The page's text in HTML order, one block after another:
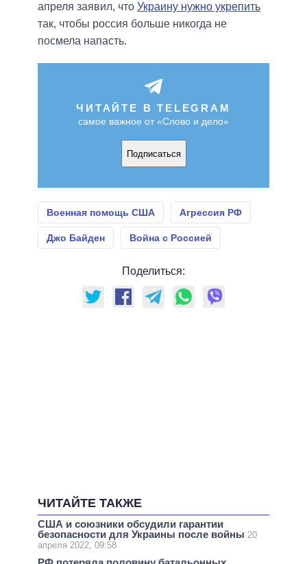
апреля заявил, что Украину нужно укрепить
так, чтобы россия больше никогда не
посмела напасть.
ЧИТАЙТЕ В TELEGRAM
самое важное от «Слово и дело»
Подписаться
Военная помощь США Агрессия РФ
Джо Байден Война с Россией
Поделиться:
ЧИТАЙТЕ ТАКЖЕ
США и союзники обсудили гарантии
безопасности для Украины после войны 20
апреля 2022, 09:58